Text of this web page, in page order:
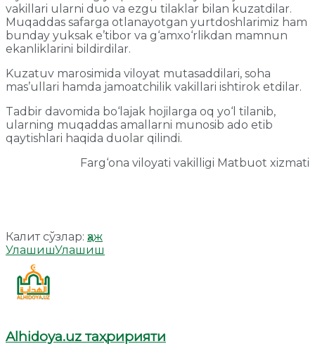
vakillari ularni duo va ezgu tilaklar bilan kuzatdilar.
Muqaddas safarga otlanayotgan yurtdoshlarimiz ham
bunday yuksak e’tibor va g‘amxo‘rlikdan mamnun
ekanliklarini bildirdilar.
Kuzatuv marosimida viloyat mutasaddilari, soha
mas’ullari hamda jamoatchilik vakillari ishtirok etdilar.
Tadbir davomida bo‘lajak hojilarga oq yo‘l tilanib,
ularning muqaddas amallarni munosib ado etib
qaytishlari haqida duolar qilindi.
Farg‘ona viloyati vakilligi Matbuot xizmati
Калит сўзлар: ҳаж
УлашишУлашиш
Alhidoya.uz таҳририяти